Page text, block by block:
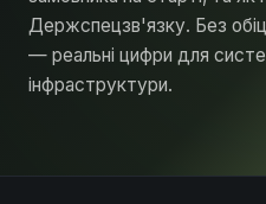
Держспецзв'язку. Без
— реальні цифри для
інфраструктури.